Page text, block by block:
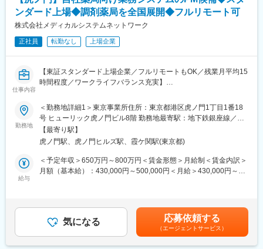
す。
変更の範囲：会社の定める業務
り便利にするためのサービスです。2026年6月現在、友だち登録
者数は220万人を突破。より多くの患者・薬局に利用されるサー
ビスへと成長を続けています。
■業務内容
・PdM、エンジニア、QA、セールス、CSなど関係者との調整
・PdMが整理した企画・仕様・優先度を踏まえた開発進行計画へ
の落とし込み
・進行管理、スケジュール管理、マイルストーン管理
・障害、不具合、仕様確認等に関する関係者調整
・開発プロセス、チケット管理、リリース運用等の継続的な改善
■開発体制
14名（協力会社含む）の開発チームです。内製化を進めており、
アジャイルで開発を進めています。
◎フルフレックスのため、業務状況やチームとの連携を踏まえつ
つ柔軟に働くことが可能。
◎Slack、Notion、GitHub、Google Workspace等を活用。リモー
トでの情報共有・プロジェクト推進を実施。
ンダード上場◆調剤薬局を全国展開◆フルリモート可
株式会社メディカルシステムネットワーク
正社員 転勤なし 上場企業
仕事内容
【東証スタンダード上場企業／フルリモートもOK／残業月平均15
時間程度／ワークライフバランス充実】
■業務概要：
「なの花薬局」チェーンの運営・同社グループや加盟登録してい
る一般保険薬局等の医療機関に対し、医薬品調達から薬剤師研修
までの保険薬局運営支援サービスを提供する当社で、プロジェク
トマネージャー業務をお任せします。
＜具体的に＞
業務事例：
直営店約450店舗の管理運用システム
医薬品ネットワーク加盟店(約10,000店舗)のシステム運用・開発
勤務地
＜勤務地詳細1＞東京事業所住所：東京都港区虎ノ門1丁目1番18
号 ヒューリック虎ノ門ビル8階 勤務地最寄駅：地下鉄銀座線／虎
ノ門駅受動喫煙対策：屋内全面禁煙＜勤務地詳細2＞全国（ご自宅
からのフルリモート中心）住所：支社・支店／全国各地 受動喫煙
トワーク含む）
【最寄り駅】
虎ノ門駅、虎ノ門ヒルズ駅、霞ケ関駅(東京都)
給与
＜予定年収＞650万円～800万円＜賃金形態＞月給制＜賃金内訳＞
月額（基本給）：430,000円～500,000円＜月給＞430,000円～
も目安の金額であり、選考を通じて上下する可能性があります。
月給(月額)は固定手当を含めた表記です。
気になる 応募依頼する
（エージェントサービス）